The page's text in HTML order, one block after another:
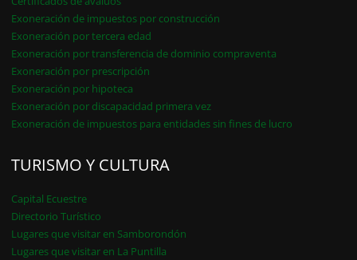
Exoneración de impuestos por construcción
Exoneración por tercera edad
Exoneración por transferencia de dominio compraventa
Exoneración por prescripción
Exoneración por hipoteca
Exoneración por discapacidad primera vez
Exoneración de impuestos para entidades sin fines de lucro
TURISMO Y CULTURA
Capital Ecuestre
Directorio Turístico
Lugares que visitar en Samborondón
Lugares que visitar en La Puntilla